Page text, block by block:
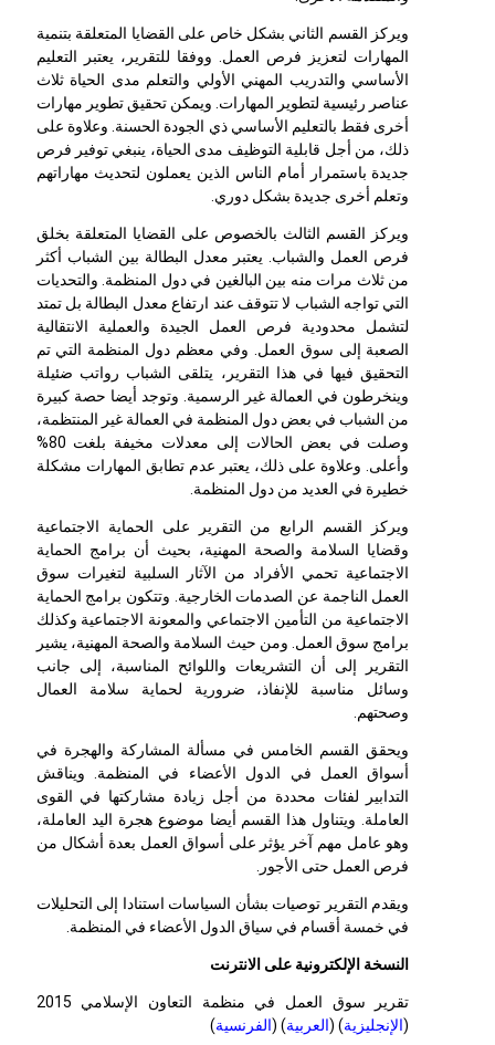
ويركز القسم الثاني بشكل خاص على القضايا المتعلقة بتنمية
المهارات لتعزيز فرص العمل. ووفقا للتقرير، يعتبر التعليم
الأساسي والتدريب المهني الأولي والتعلم مدى الحياة ثلاث
عناصر رئيسية لتطوير المهارات. ويمكن تحقيق تطوير مهارات
أخرى فقط بالتعليم الأساسي ذي الجودة الحسنة. وعلاوة على
ذلك، من أجل قابلية التوظيف مدى الحياة، ينبغي توفير فرص
جديدة باستمرار أمام الناس الذين يعملون لتحديث مهاراتهم
وتعلم أخرى جديدة بشكل دوري.
ويركز القسم الثالث بالخصوص على القضايا المتعلقة بخلق
فرص العمل والشباب. يعتبر معدل البطالة بين الشباب أكثر
من ثلاث مرات منه بين البالغين في دول المنظمة. والتحديات
التي تواجه الشباب لا تتوقف عند ارتفاع معدل البطالة بل تمتد
لتشمل محدودية فرص العمل الجيدة والعملية الانتقالية
الصعبة إلى سوق العمل. وفي معظم دول المنظمة التي تم
التحقيق فيها في هذا التقرير، يتلقى الشباب رواتب ضئيلة
وينخرطون في العمالة غير الرسمية. وتوجد أيضا حصة كبيرة
من الشباب في بعض دول المنظمة في العمالة غير المنتظمة،
وصلت في بعض الحالات إلى معدلات مخيفة بلغت 80%
وأعلى. وعلاوة على ذلك، يعتبر عدم تطابق المهارات مشكلة
خطيرة في العديد من دول المنظمة.
ويركز القسم الرابع من التقرير على الحماية الاجتماعية
وقضايا السلامة والصحة المهنية، بحيث أن برامج الحماية
الاجتماعية تحمي الأفراد من الآثار السلبية لتغيرات سوق
العمل الناجمة عن الصدمات الخارجية. وتتكون برامج الحماية
الاجتماعية من التأمين الاجتماعي والمعونة الاجتماعية وكذلك
برامج سوق العمل. ومن حيث السلامة والصحة المهنية، يشير
التقرير إلى أن التشريعات واللوائح المناسبة، إلى جانب
وسائل مناسبة للإنفاذ، ضرورية لحماية سلامة العمال
وصحتهم.
ويحقق القسم الخامس في مسألة المشاركة والهجرة في
أسواق العمل في الدول الأعضاء في المنظمة. ويناقش
التدابير لفئات محددة من أجل زيادة مشاركتها في القوى
العاملة. ويتناول هذا القسم أيضا موضوع هجرة اليد العاملة،
وهو عامل مهم آخر يؤثر على أسواق العمل بعدة أشكال من
فرص العمل حتى الأجور.
ويقدم التقرير توصيات بشأن السياسات استنادا إلى التحليلات
في خمسة أقسام في سياق الدول الأعضاء في المنظمة.
النسخة الإلكترونية على الانترنت
تقرير سوق العمل في منظمة التعاون الإسلامي 2015
الإنجليزية ) (العربية ) (الفرنسية)